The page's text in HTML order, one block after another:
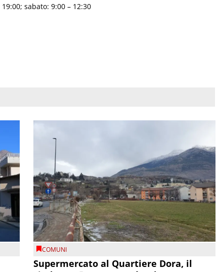
sabato: 9:00 – 12:30
COMUNI
Supermercato al Quartiere Dora, il